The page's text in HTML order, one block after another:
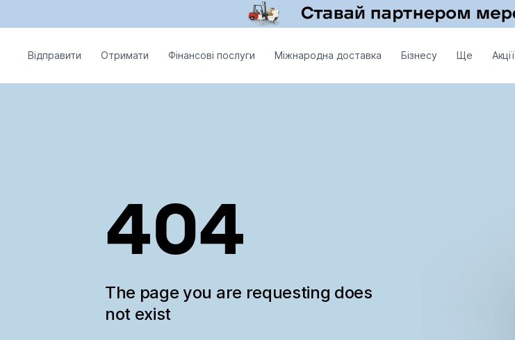
Відправити Отримати Фінансові послуги Міжнародна доставка Бізнесу Ще Акції
404
The page you are requesting does
not exist